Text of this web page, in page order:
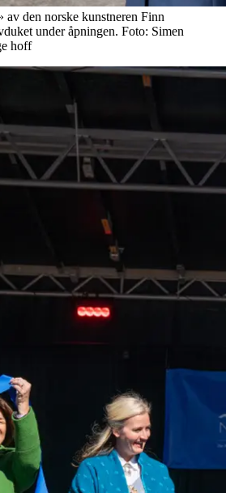
av den norske kunstneren Finn
under åpningen. Foto: Simen
hoff